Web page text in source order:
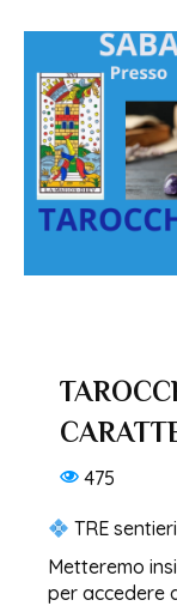
475
TRE
Metteremo
per accedere